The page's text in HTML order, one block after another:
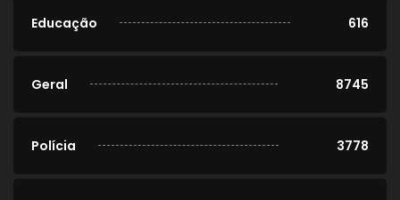
Educação 616
Geral 8745
Polícia 3778